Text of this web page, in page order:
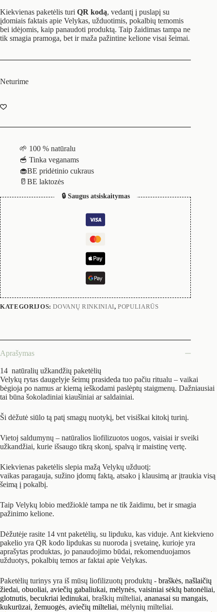
Kiekvienas paketėlis turi QR kodą, vedantį į puslapį su
įdomiais faktais apie Velykas, užduotimis, pokalbių temomis
bei idėjomis, kaip panaudoti produktą. Taip žaidimas tampa ne
tik smagia pramoga, bet ir maža pažintine kelione visai šeimai.
Neturime
🌱 100 % natūralu
🥣 Tinka veganams
🧁BE pridėtinio cukraus
🥛BE laktozės
🔒 Saugus atsiskaitymas
KATEGORIJOS:DOVANŲ RINKINIAI,POPULIARŪS
Aprašymas
14 natūralių užkandžių paketėlių
Velykų rytas daugelyje šeimų prasideda tuo pačiu ritualu – vaikai
bėgioja po namus ar kiemą ieškodami paslėptų staigmenų. Dažniausiai
tai būna šokoladiniai kiaušiniai ar saldainiai.
Ši dėžutė siūlo tą patį smagų nuotykį, bet visiškai kitokį turinį.
Vietoj saldumynų – natūralios liofilizuotos uogos, vaisiai ir sveiki
užkandžiai, kurie išsaugo tikrą skonį, spalvą ir maistinę vertę.
Kiekvienas paketėlis slepia mažą Velykų užduotį:
vaikas paragauja, sužino įdomų faktą, atsako į klausimą ar įtraukia visą
šeimą į pokalbį.
Taip Velykų lobio medžioklė tampa ne tik žaidimu, bet ir smagia
pažinimo kelione.
Dėžutėje rasite 14 vnt paketėlių, su lipduku, kas viduje. Ant kiekvieno
pakelio yra QR kodo lipdukas su nuoroda į svetainę, kurioje yra
aprašytas produktas, jo panaudojimo būdai, rekomenduojamos
užduotys, pokalbių temos ar faktai apie Velykas.
Paketėlių turinys yra iš mūsų liofilizuotų produktų - braškės, našlaičių
žiedai, obuoliai, aviečių gabaliukai, mėlynės, vaisiniai sėklų batonėliai,
glotnutis, becukriai ledinukai, braškių milteliai, ananasai su mangais,
kukurūzai, žemuogės, aviečių milteliai, mėlynių milteliai.